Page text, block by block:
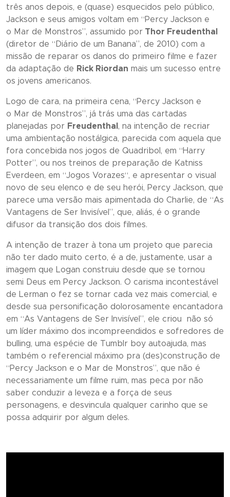
três anos depois, e (quase) esquecidos pelo público,
Jackson e seus amigos voltam em “Percy Jackson e
o Mar de Monstros”, assumido por Thor Freudenthal
(diretor de “ Diário de um Banana”, de 2010) com a
missão de reparar os danos do primeiro filme e fazer
da adaptação de Rick Riordan mais um sucesso entre
os jovens americanos.
Logo de cara, na primeira cena, “Percy Jackson e
o Mar de Monstros”, já trás uma das cartadas
planejadas por Freudenthal , na intenção de recriar
uma ambientação nostálgica, parecida com aquela que
fora concebida nos jogos de Quadribol, em “Harry
Potter”, ou nos treinos de preparação de Katniss
Everdeen, em “Jogos Vorazes“, e apresentar o visual
novo de seu elenco e de seu herói, Percy Jackson, que
parece uma versão mais apimentada do Charlie, de “As
Vantagens de Ser Invisível ”, que, aliás, é o grande
difusor da transição dos dois filmes.
A intenção de trazer à tona um projeto que parecia
não ter dado muito certo, é a de, justamente, usar a
imagem que Logan construiu desde que se tornou
semi Deus em Percy Jackson. O carisma incontestável
de Lerman o fez se tornar cada vez mais comercial, e
desde sua personificação dolorosamente encantadora
em “As Vantagens de Ser Invisível ”, ele criou não só
um líder máximo dos incompreendidos e sofredores de
bulling, uma espécie de Tumblr boy autoajuda, mas
também o referencial máximo pra (des)construção de
“Percy Jackson e o Mar de Monstros”, que não é
necessariamente um filme ruim, mas peca por não
saber conduzir a leveza e a força de seus
personagens, e desvincula qualquer carinho que se
possa adquirir por algum deles.